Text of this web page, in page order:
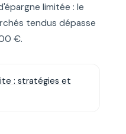
limitée : le
tendus dépasse
€.
: stratégies et